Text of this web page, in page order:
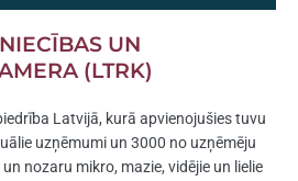
UN
(LTRK)
Latvijā, kurā apvienojušies tuvu
uzņēmumi un 3000 no uzņēmēju
nozaru mikro, mazie, vidējie un lielie